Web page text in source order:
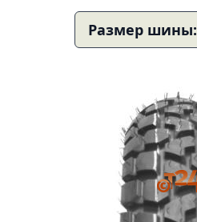
Размер шины: